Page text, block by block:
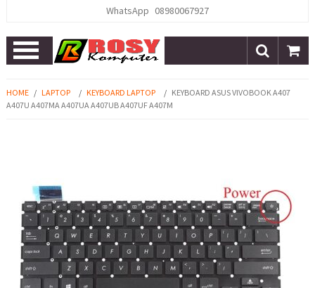
WhatsApp 08980067927
Open
Menu
HOME / LAPTOP / KEYBOARD LAPTOP / KEYBOARD ASUS VIVOBOOK A407
A407U A407MA A407UA A407UB A407UF A407M